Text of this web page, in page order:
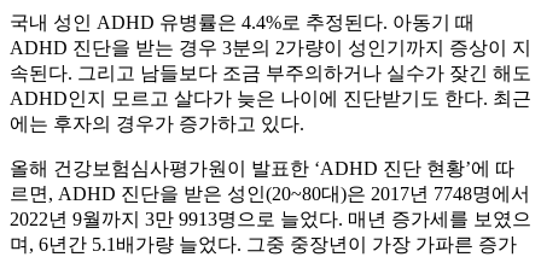
국내 성인 ADHD 유병률은 4.4%로 추정된다. 아동기 때
ADHD 진단을 받는 경우 3분의 2가량이 성인기까지 증상이 지
속된다. 그리고 남들보다 조금 부주의하거나 실수가 잦긴 해도
ADHD인지 모르고 살다가 늦은 나이에 진단받기도 한다. 최근
에는 후자의 경우가 증가하고 있다.
올해 건강보험심사평가원이 발표한 ‘ADHD 진단 현황’에 따
르면, ADHD 진단을 받은 성인(20~80대)은 2017년 7748명에서
2022년 9월까지 3만 9913명으로 늘었다. 매년 증가세를 보였으
며, 6년간 5.1배가량 늘었다. 그중 중장년이 가장 가파른 증가